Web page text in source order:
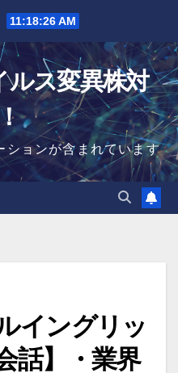
11:18:27 AM
ルス変異株対
ションが含まれています
イングリッ
話】・業界